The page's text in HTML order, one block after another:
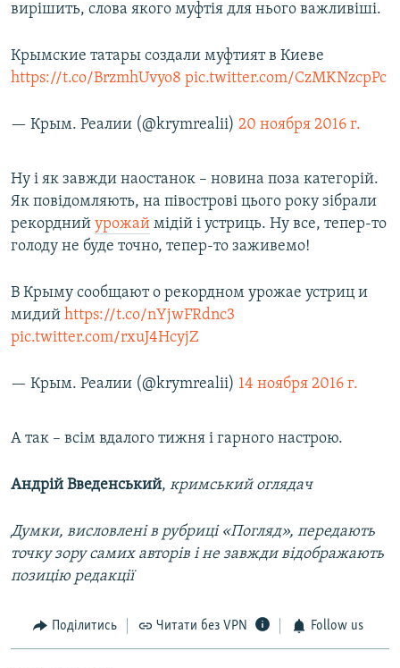
вирішить, слова якого муфтія для нього важливіші.
Крымские татары создали муфтият в Киеве
https://t.co/BrzmhUvyo8 pic.twitter.com/CzMKNzcpPc
— Крым. Реалии (@krymrealii) 20 ноября 2016 г.
Ну і як завжди наостанок – новина поза категорій.
Як повідомляють, на півострові цього року зібрали
рекордний урожай мідій і устриць. Ну все, тепер-то
голоду не буде точно, тепер-то заживемо!
В Крыму сообщают о рекордном урожае устриц и
мидий https://t.co/nYjwFRdnc3
pic.twitter.com/rxuJ4HcyjZ
— Крым. Реалии (@krymrealii) 14 ноября 2016 г.
А так – всім вдалого тижня і гарного настрою.
Андрій Введенський, кримський оглядач
Думки, висловлені в рубриці «Погляд», передають
точку зору самих авторів і не завжди відображають
позицію редакції
Поділитись Читати без VPN Follow us